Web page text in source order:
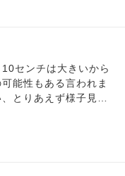
からは連絡せずで
絶に関して他人事、
葉を言われました。
が1ヶ月続き、繋が
的な関係になりた
改めて自分自身の過
あんな浅はかな事を
夫や家族を傷つけて
いっぱいで、胸が苦
つけてしまった事に
センチは大きいから
能性もある言われま
とりあえず様子見と
腫の手術を経験し
一才で、もし悪性だ